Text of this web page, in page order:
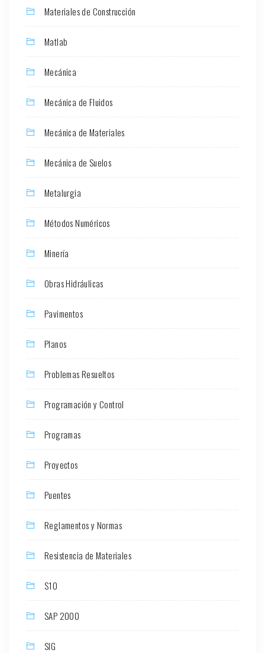
Materiales de Construcción
Matlab
Mecánica
Mecánica de Fluidos
Mecánica de Materiales
Mecánica de Suelos
Metalurgia
Métodos Numéricos
Minería
Obras Hidráulicas
Pavimentos
Planos
Problemas Resueltos
Programación y Control
Programas
Proyectos
Puentes
Reglamentos y Normas
Resistencia de Materiales
S10
SAP 2000
SIG